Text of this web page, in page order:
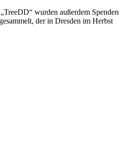
wurden außerdem Spenden
der in Dresden im Herbst